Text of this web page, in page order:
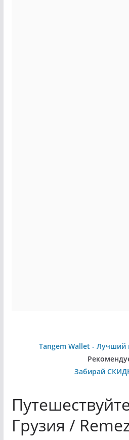
Tangem Wallet - Лучший
Забирай
Грузия /